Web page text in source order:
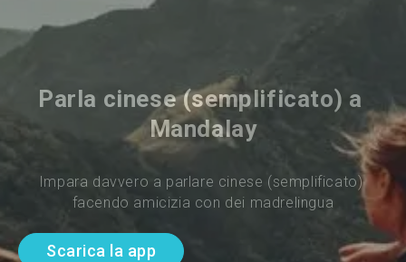
Parla cinese (semplificato) a
Mandalay
Impara davvero a parlare cinese (semplificato)
facendo amicizia con dei madrelingua
Scarica la app